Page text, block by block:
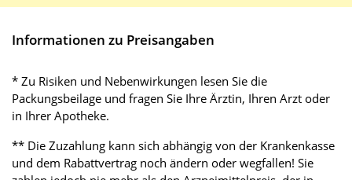
Informationen zu Preisangaben
* Zu Risiken und Nebenwirkungen lesen Sie die
Packungsbeilage und fragen Sie Ihre Ärztin, Ihren Arzt oder
in Ihrer Apotheke.
** Die Zuzahlung kann sich abhängig von der Krankenkasse
und dem Rabattvertrag noch ändern oder wegfallen! Sie